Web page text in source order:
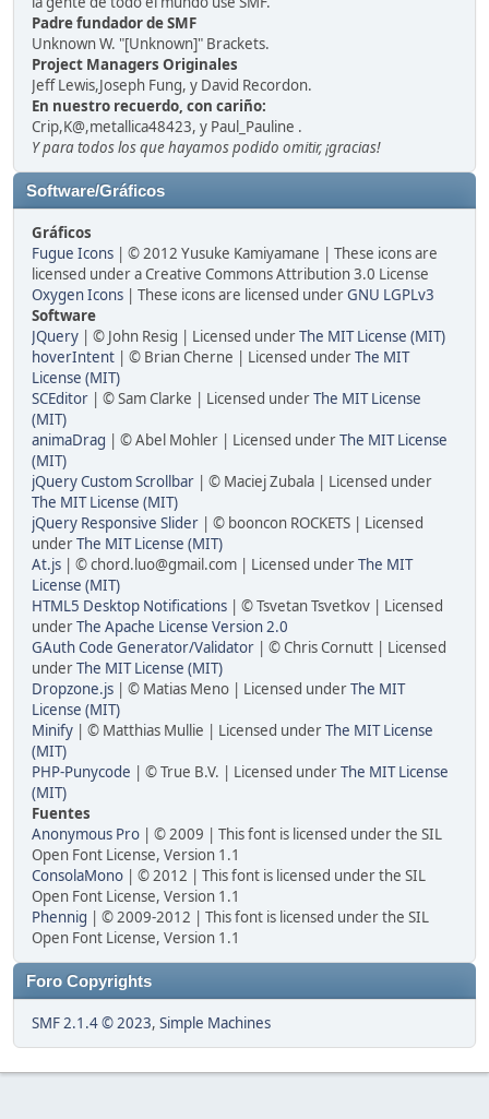
Padre fundador de SMF
Unknown W. "[Unknown]" Brackets.
Project Managers Originales
Jeff Lewis,Joseph Fung, y David Recordon.
En nuestro recuerdo, con cariño:
Crip,K@,metallica48423, y Paul_Pauline .
Y para todos los que hayamos podido omitir, ¡gracias!
Software/Gráficos
Gráficos
Fugue Icons | © 2012 Yusuke Kamiyamane | These icons are
licensed under a Creative Commons Attribution 3.0 License
Oxygen Icons | These icons are licensed underGNU LGPLv3
Software
JQuery | © John Resig | Licensed underThe MIT License (MIT)
hoverIntent | © Brian Cherne | Licensed underThe MIT
License (MIT)
SCEditor | © Sam Clarke | Licensed underThe MIT License
(MIT)
animaDrag | © Abel Mohler | Licensed underThe MIT License
(MIT)
jQuery Custom Scrollbar | © Maciej Zubala | Licensed under
The MIT License (MIT)
jQuery Responsive Slider | © booncon ROCKETS | Licensed
underThe MIT License (MIT)
At.js | © chord.luo@gmail.com | Licensed underThe MIT
License (MIT)
HTML5 Desktop Notifications | © Tsvetan Tsvetkov | Licensed
underThe Apache License Version 2.0
GAuth Code Generator/Validator | © Chris Cornutt | Licensed
underThe MIT License (MIT)
Dropzone.js | © Matias Meno | Licensed underThe MIT
License (MIT)
Minify | © Matthias Mullie | Licensed underThe MIT License
(MIT)
PHP-Punycode | © True B.V. | Licensed underThe MIT License
(MIT)
Fuentes
Anonymous Pro | © 2009 | This font is licensed under the SIL
Open Font License, Version 1.1
ConsolaMono | © 2012 | This font is licensed under the SIL
Open Font License, Version 1.1
Phennig | © 2009-2012 | This font is licensed under the SIL
Open Font License, Version 1.1
Foro Copyrights
SMF 2.1.4 © 2023, Simple Machines